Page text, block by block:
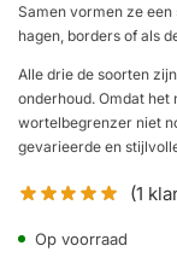
Samen vormen ze
hagen, borders of als
Alle drie de soorten
onderhoud. Omdat
wortelbegrenzer niet
gevarieerde en
(1
Op voorraad